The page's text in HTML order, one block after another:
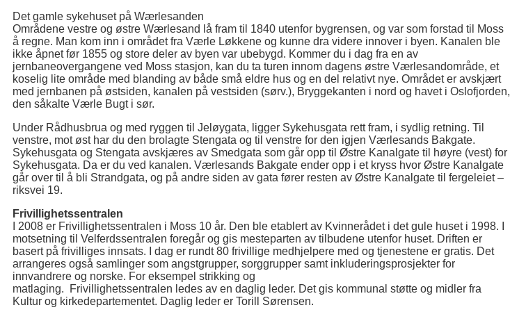
Det gamle sykehuset på Wærlesanden
Områdene vestre og østre Wærlesand lå fram til 1840 utenfor bygrensen, og var som forstad til Moss
å regne. Man kom inn i området fra Værle Løkkene og kunne dra videre innover i byen. Kanalen ble
ikke åpnet før 1855 og store deler av byen var ubebygd. Kommer du i dag fra en av
jernbaneovergangene ved Moss stasjon, kan du ta turen innom dagens østre Værlesandområde, et
koselig lite område med blanding av både små eldre hus og en del relativt nye. Området er avskjært
med jernbanen på østsiden, kanalen på vestsiden (sørv.), Bryggekanten i nord og havet i Oslofjorden,
den såkalte Værle Bugt i sør.
Under Rådhusbrua og med ryggen til Jeløygata, ligger Sykehusgata rett fram, i sydlig retning. Til
venstre, mot øst har du den brolagte Stengata og til venstre for den igjen Værlesands Bakgate.
Sykehusgata og Stengata avskjæres av Smedgata som går opp til Østre Kanalgate til høyre (vest) for
Sykehusgata. Da er du ved kanalen. Værlesands Bakgate ender opp i et kryss hvor Østre Kanalgate
går over til å bli Strandgata, og på andre siden av gata fører resten av Østre Kanalgate til fergeleiet –
riksvei 19.
Frivillighetssentralen
I 2008 er Frivillighetssentralen i Moss 10 år. Den ble etablert av Kvinnerådet i det gule huset i 1998. I
motsetning til Velferdssentralen foregår og gis mesteparten av tilbudene utenfor huset. Driften er
basert på frivilliges innsats. I dag er rundt 80 frivillige medhjelpere med og tjenestene er gratis. Det
arrangeres også samlinger som angstgrupper, sorggrupper samt inkluderingsprosjekter for
innvandrere og norske. For eksempel strikking og
matlaging. Frivillighetssentralen ledes av en daglig leder. Det gis kommunal støtte og midler fra
Kultur og kirkedepartementet. Daglig leder er Torill Sørensen.